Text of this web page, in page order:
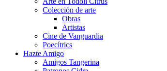
Colección de arte
Obras
Artistas
Cine de Vanguardia
Poecítrics
Hazte Amigo
Amigos Tangerina